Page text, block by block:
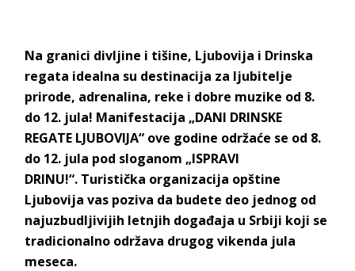
Na granici divljine i tišine, Ljubovija i Drinska
regata idealna su destinacija za ljubitelje
prirode, adrenalina, reke i dobre muzike od 8.
do 12. jula! Manifestacija „DANI DRINSKE
REGATE LJUBOVIJA“ ove godine održaće se od 8.
do 12. jula pod sloganom „ISPRAVI
DRINU!“. Turistička organizacija opštine
Ljubovija vas poziva da budete deo jednog od
najuzbudljivijih letnjih događaja u Srbiji koji se
tradicionalno održava drugog vikenda jula
meseca.